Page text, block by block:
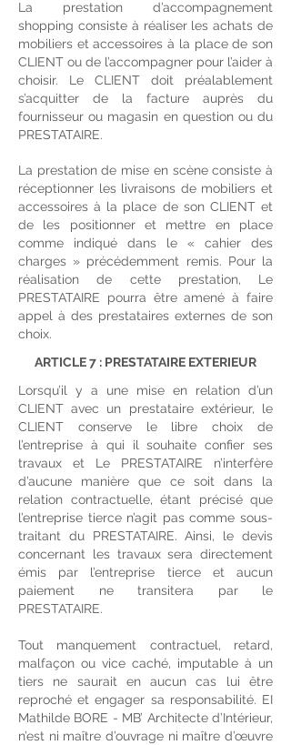
La prestation d’accompagnement
shopping consiste à réaliser les achats de
mobiliers et accessoires à la place de son
CLIENT ou de l’accompagner pour l’aider à
choisir. Le CLIENT doit préalablement
s’acquitter de la facture auprès du
fournisseur ou magasin en question ou du
PRESTATAIRE.
La prestation de mise en scène consiste à
réceptionner les livraisons de mobiliers et
accessoires à la place de son CLIENT et
de les positionner et mettre en place
comme indiqué dans le « cahier des
charges » précédemment remis. Pour la
réalisation de cette prestation, Le
PRESTATAIRE pourra être amené à faire
appel à des prestataires externes de son
choix.
ARTICLE 7 : PRESTATAIRE EXTERIEUR
Lorsqu’il y a une mise en relation d’un
CLIENT avec un prestataire extérieur, le
CLIENT conserve le libre choix de
l’entreprise à qui il souhaite confier ses
travaux et Le PRESTATAIRE n’interfère
d’aucune manière que ce soit dans la
relation contractuelle, étant précisé que
l’entreprise tierce n’agit pas comme sous-
traitant du PRESTATAIRE. Ainsi, le devis
concernant les travaux sera directement
émis par l’entreprise tierce et aucun
paiement ne transitera par le
PRESTATAIRE.
Tout manquement contractuel, retard,
malfaçon ou vice caché, imputable à un
tiers ne saurait en aucun cas lui être
reproché et engager sa responsabilité. EI
Mathilde BORE - MB’ Architecte d’Intérieur,
n’est ni maître d’ouvrage ni maître d’œuvre